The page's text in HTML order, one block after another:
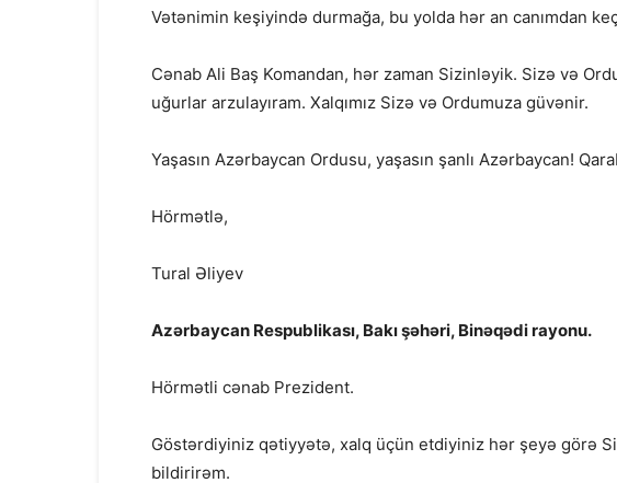
Vətənimin keşiyində durmağa, bu yolda hər an canımdan
Cənab Ali Baş Komandan, hər zaman Sizinləyik. Sizə və
uğurlar arzulayıram. Xalqımız Sizə və Ordumuza güvənir.
Yaşasın Azərbaycan Ordusu, yaşasın şanlı Azərbaycan!
Hörmətlə,
Tural Əliyev
Azərbaycan Respublikası, Bakı şəhəri, Binəqədi rayonu.
Hörmətli cənab Prezident.
Göstərdiyiniz qətiyyətə, xalq üçün etdiyiniz hər şeyə görə
bildirirəm.